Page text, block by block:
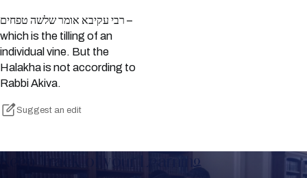
רבי עקיבא אומר שלשה טפחים –
which is the tilling of an
individual vine. But the
Halakha is not according to
Rabbi Akiva.
Suggest an edit
Keep Track of your Learning